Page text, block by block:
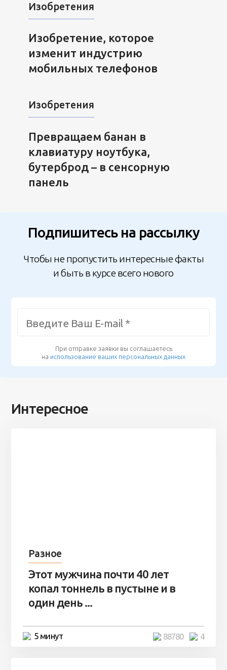
Изобретения
Изобретение, которое
изменит индустрию
мобильных телефонов
Изобретения
Превращаем банан в
клавиатуру ноутбука,
бутерброд – в сенсорную
панель
Подпишитесь на рассылку
Чтобы не пропустить интересные факты
и быть в курсе всего нового
При отправке заявки вы соглашаетесь
на использование ваших персональных данных
Интересное
Разное
Этот мужчина почти 40 лет
копал тоннель в пустыне и в
один день ...
5 минут 4
88780